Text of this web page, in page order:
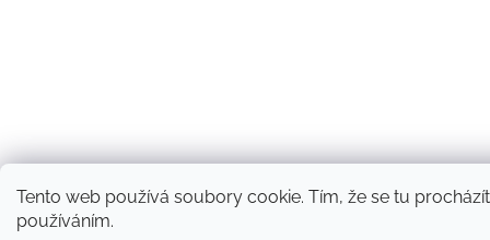
Tento web používá soubory cookie. Tím, že se tu
používáním.